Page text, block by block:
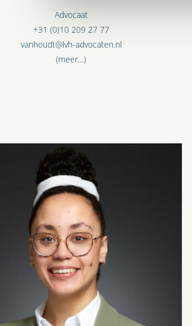
Advocaat
+31 (0)10 209 27 77
vanhoudt@lvh-advocaten.nl
(meer…)